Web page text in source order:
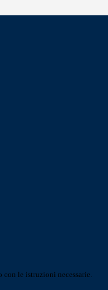
le istruzioni necessarie.